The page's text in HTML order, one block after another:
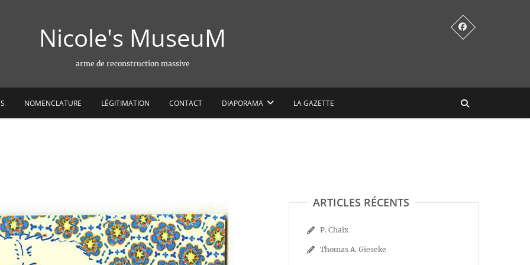
Nicole's MuseuM
arme de reconstruction massive
NOMENCLATURE LÉGITIMATION CONTACT DIAPORAMA LA GAZETTE
ARTICLES RÉCENTS
P. Chaix
Thomas A. Gieseke